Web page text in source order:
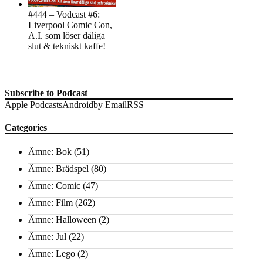
#444 – Vodcast #6:
Liverpool Comic Con,
A.I. som löser dåliga
slut & tekniskt kaffe!
Subscribe to Podcast
Apple PodcastsAndroidby EmailRSS
Categories
Ämne: Bok (51)
Ämne: Brädspel (80)
Ämne: Comic (47)
Ämne: Film (262)
Ämne: Halloween (2)
Ämne: Jul (22)
Ämne: Lego (2)